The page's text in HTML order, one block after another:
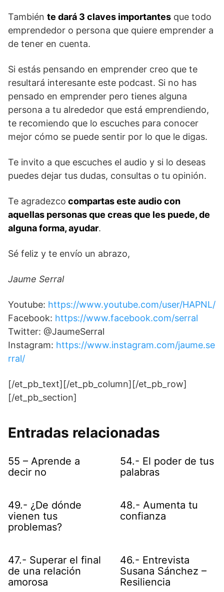
También te dará 3 claves importantes que todo
emprendedor o persona que quiere emprender a
de tener en cuenta.
Si estás pensando en emprender creo que te
resultará interesante este podcast. Si no has
pensado en emprender pero tienes alguna
persona a tu alrededor que está emprendiendo,
te recomiendo que lo escuches para conocer
mejor cómo se puede sentir por lo que le digas.
Te invito a que escuches el audio y si lo deseas
puedes dejar tus dudas, consultas o tu opinión.
Te agradezco compartas este audio con
aquellas personas que creas que les puede, de
alguna forma, ayudar.
Sé feliz y te envío un abrazo,
Jaume Serral
Youtube: https://www.youtube.com/user/HAPNL/
Facebook: https://www.facebook.com/serral
Twitter: @JaumeSerral
Instagram: https://www.instagram.com/jaume.se
rral/
[/et_pb_text][/et_pb_column][/et_pb_row]
[/et_pb_section]
Entradas relacionadas
55 – Aprende a
decir no
54.- El poder de tus
palabras
49.- ¿De dónde
vienen tus
problemas?
48.- Aumenta tu
confianza
47.- Superar el final
de una relación
amorosa
46.- Entrevista
Susana Sánchez –
Resiliencia